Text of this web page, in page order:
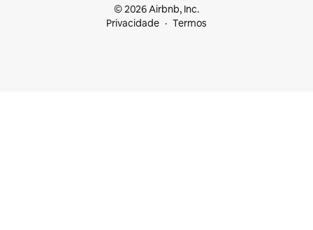
© 2026 Airbnb, Inc.
Privacidade
Termos